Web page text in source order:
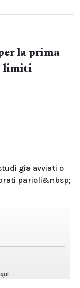
la prima
limiti
gia avviati o
parioli&nbsp;